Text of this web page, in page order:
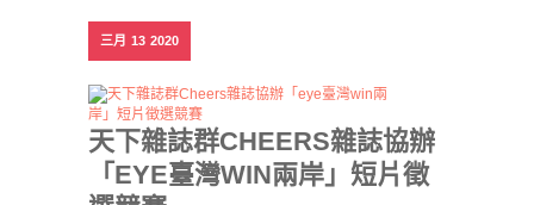
三月 13 2020
天下雜誌群CHEERS雜誌協辦
「EYE臺灣WIN兩岸」短片徵